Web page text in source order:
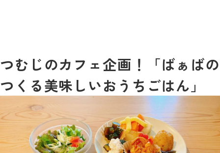
つむじのカフェ企画！「ばぁばの
つくる美味しいおうちごはん」